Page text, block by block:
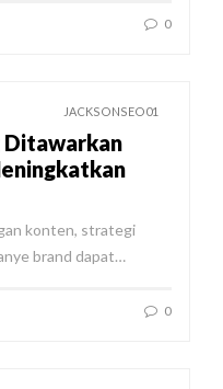
0
JACKSONSEO01
konten, strategi
brand dapat…
0